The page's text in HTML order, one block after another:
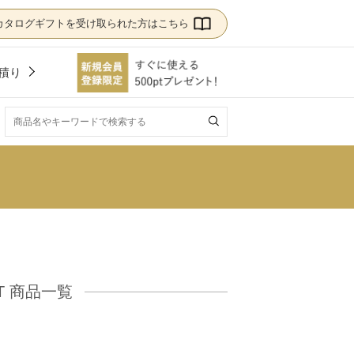
タログギフトを受け取られた方はこちら
り
商品一覧